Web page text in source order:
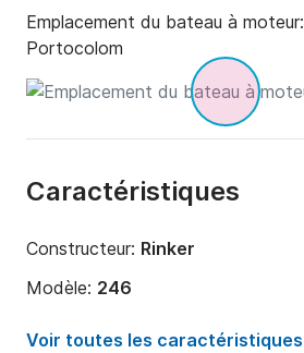
Emplacement du bateau à moteur:
Portocolom
Caractéristiques
Constructeur: Rinker
Modèle: 246
Puissance moteur:
Voir toutes les caractéristiques